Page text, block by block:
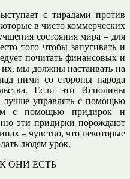
с тирадами против
в чисто коммерческих
состояния мира – для
того чтобы запугивать и
почитать финансовых и
мы должны настаивать на
ними со стороны народа
Если эти Исполины
управлять с помощью
с помощью придирок и
эти придирки порождают
– чувство, что некоторые
людям урок.
ОНИ ЕСТЬ